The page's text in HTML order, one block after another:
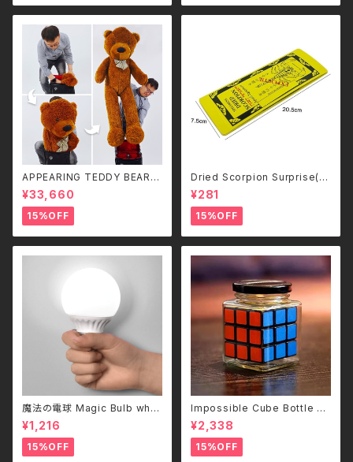
APPEARING TEDDY BEAR
（LARGE）
¥33,660
15%OFF
Dried Scorpion Surprise(サ
ソリの標本)
¥281
15%OFF
魔法の電球 Magic Bulb whit
e/マジック・バルブ（白）
¥1,216
15%OFF
Impossible Cube Bottle –
どうやって入れたのか分からな
い。–
¥2,338
15%OFF